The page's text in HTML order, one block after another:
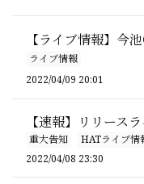
【ライブ情報】今
ライブ情報
2022/04/09 20:01
【速報】リリース
重大告知 HATライブ情
2022/04/08 23:30